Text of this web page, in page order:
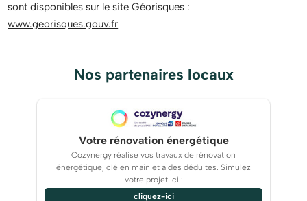
sont disponibles sur le site Géorisques :
www.georisques.gouv.fr
Nos partenaires locaux
Votre rénovation énergétique
Cozynergy réalise vos travaux de rénovation
énergétique, clé en main et aides déduites. Simulez
votre projet ici :
cliquez-ici